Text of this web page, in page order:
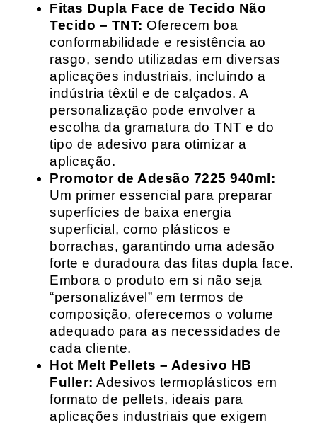
Fitas Dupla Face de Tecido Não
Tecido – TNT: Oferecem boa
conformabilidade e resistência ao
rasgo, sendo utilizadas em diversas
aplicações industriais, incluindo a
indústria têxtil e de calçados. A
personalização pode envolver a
escolha da gramatura do TNT e do
tipo de adesivo para otimizar a
aplicação.
Promotor de Adesão 7225 940ml:
Um primer essencial para preparar
superfícies de baixa energia
superficial, como plásticos e
borrachas, garantindo uma adesão
forte e duradoura das fitas dupla face.
Embora o produto em si não seja
“personalizável” em termos de
composição, oferecemos o volume
adequado para as necessidades de
cada cliente.
Hot Melt Pellets – Adesivo HB
Fuller: Adesivos termoplásticos em
formato de pellets, ideais para
aplicações industriais que exigem